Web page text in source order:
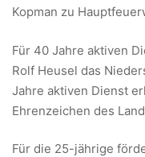
Kopman zu
Für 40 Jahre aktiven
Rolf Heusel das
Jahre aktiven Dienst
Ehrenzeichen des
Für die 25-jährige